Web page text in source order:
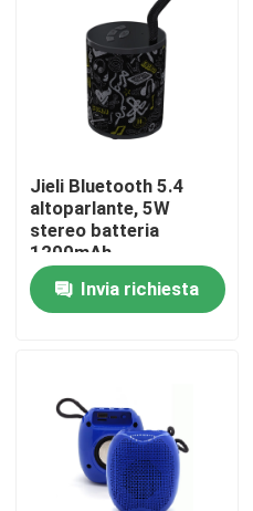
Jieli Bluetooth 5.4
altoparlante, 5W
stereo batteria
1200mAh
Invia richiesta